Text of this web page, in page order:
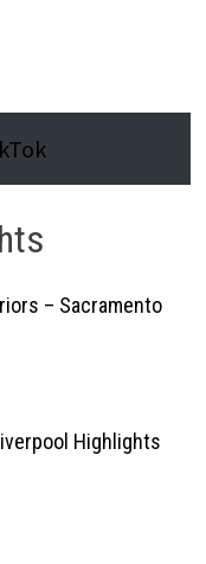
– Sacramento
Highlights